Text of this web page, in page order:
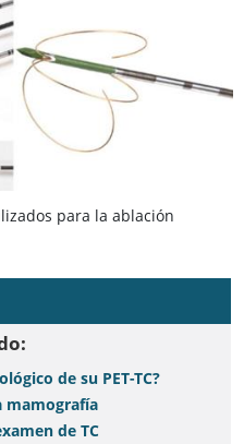
para la ablación
de su PET-TC?
mamografía
de TC